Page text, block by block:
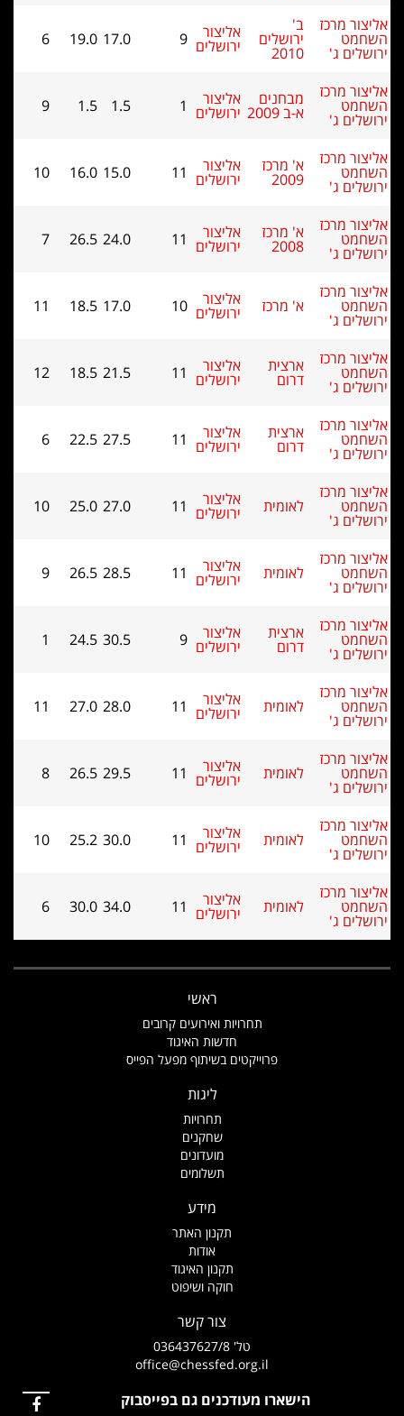
מרכז
ג'
ב'
ירושלים
2010
אליצור
ירושלים 9
17.0
19.0
מרכז
ג'
מבחנים
א-ב 2009
אליצור
ירושלים 1
1.5
1.5
מרכז
ג'
א' מרכז
2009
אליצור
ירושלים 11
15.0
16.0
מרכז
ג'
א' מרכז
2008
אליצור
ירושלים 11
24.0
26.5
מרכז
ג'
א' מרכז אליצור
ירושלים 10
17.0
18.5
מרכז
ג'
ארצית
דרום
אליצור
ירושלים 11
21.5
18.5
מרכז
ג'
ארצית
דרום
אליצור
ירושלים 11
27.5
22.5
מרכז
ג'
לאומית אליצור
ירושלים 11
27.0
25.0
מרכז
ג'
לאומית אליצור
ירושלים 11
28.5
26.5
מרכז
ג'
ארצית
דרום
אליצור
ירושלים 9
30.5
24.5
מרכז
ג'
לאומית אליצור
ירושלים 11
28.0
27.0
מרכז
ג'
לאומית אליצור
ירושלים 11
29.5
26.5
מרכז
ג'
לאומית אליצור
ירושלים 11
30.0
25.2
מרכז
ג'
לאומית אליצור
ירושלים 11
34.0
30.0
ראשי
תחרויות ואירועים קרובים
חדשות האיגוד
פרוייקטים בשיתוף מפעל הפייס
ליגות
תחרויות
שחקנים
מועדונים
תשלומים
מידע
תקנון האתר
אודות
תקנון האיגוד
חוקה ושיפוט
צור קשר
טל' 036437627/8
office@chessfed.org.il
הישארו מעודכנים גם בפייסבוק